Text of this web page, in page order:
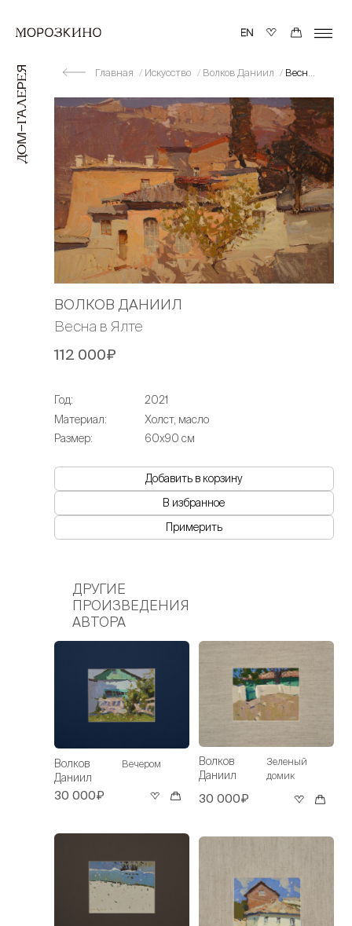
Главная Искусство Волков Даниил Весна в Ялте
ВОЛКОВ ДАНИИЛ
Весна в Ялте
112 000₽
Год:
2021
Материал:
Холст, масло
Размер:
60х90 см
Добавить в корзину
В избранное
Примерить
ДРУГИЕ
ПРОИЗВЕДЕНИЯ
АВТОРА
Волков
Даниил
Вечером
30 000₽
Волков
Даниил
Зеленый
домик
30 000₽